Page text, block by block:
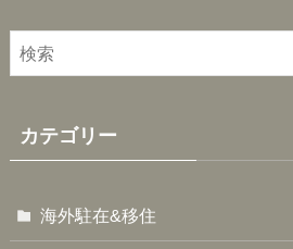
カテゴリー
海外駐在&移住